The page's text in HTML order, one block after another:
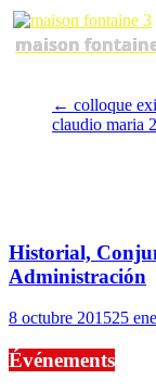
maison
← colloque
claudio maria
Historial,
Administración
8 octubre 201525
Événements